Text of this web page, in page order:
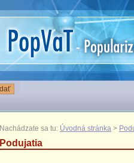
Nachádzate sa tu: Úvodná stránka >
Podujatia